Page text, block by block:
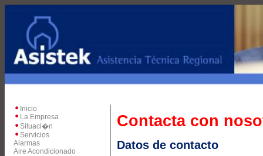
Inicio
La Empresa
Situaci�n
Servicios
Alarmas
Aire Acondicionado
Contacta con
Datos de contacto